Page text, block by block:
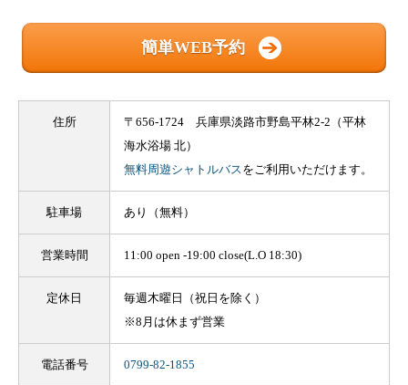
簡単WEB予約
住所
〒656-1724 兵庫県淡路市野島平林2-2（平林
海水浴場 北）
無料周遊シャトルバス をご利用いただけます。
駐車場 あり（無料）
営業時間 11:00 open -19:00 close(L.O 18:30)
定休日
毎週木曜日（祝日を除く）
※8月は休まず営業
電話番号 0799-82-1855